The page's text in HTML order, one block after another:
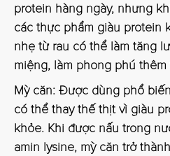
protein hàng ngày, nhưng
các thực phẩm giàu protein
nhẹ từ rau có thể làm tăng
miệng, làm phong phú thêm
Mỳ căn: Được dùng phổ
có thể thay thế thịt vì giàu
khỏe. Khi được nấu trong
amin lysine, mỳ căn trở